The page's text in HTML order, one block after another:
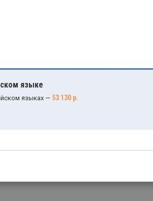
языке
языках — 53 130 р.